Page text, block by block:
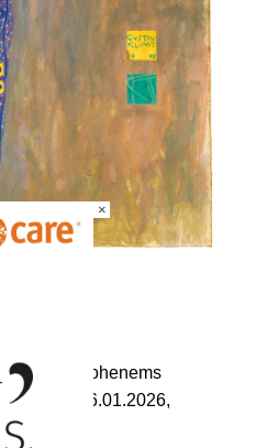
Natur
/ 6845 Hohenems
– 06.01.2026,
×